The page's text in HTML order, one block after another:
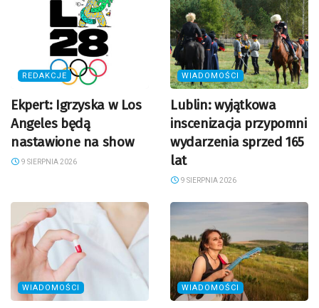
REDAKCJE
Ekpert: Igrzyska w Los
Angeles będą
nastawione na show
9 SIERPNIA 2026
WIADOMOŚCI
Lublin: wyjątkowa
inscenizacja przypomni
wydarzenia sprzed 165
lat
9 SIERPNIA 2026
WIADOMOŚCI WIADOMOŚCI